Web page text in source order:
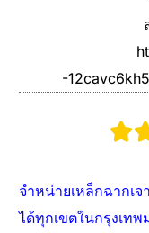
-
จำหน่ายเหล็กฉากเ
ได้ทุกเขตในกรุงเท